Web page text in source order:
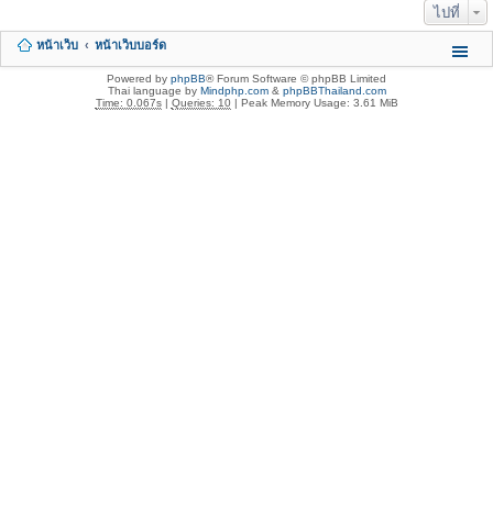
ไปที่
หน้าเว็บ หน้าเว็บบอร์ด
Powered by phpBB® Forum Software © phpBB Limited
Thai language by Mindphp.com& phpBBThailand.com
Time: 0.067s| Queries: 10| Peak Memory Usage: 3.61 MiB